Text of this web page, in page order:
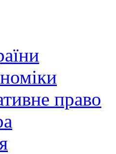
право